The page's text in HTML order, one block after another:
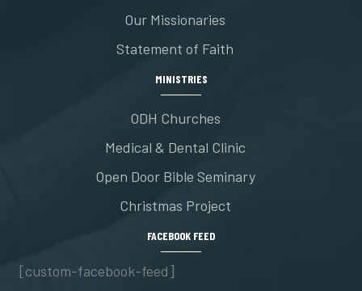
Our Missionaries
Statement of Faith
MINISTRIES
ODH Churches
Medical & Dental Clinic
Open Door Bible Seminary
Christmas Project
FACEBOOK FEED
[custom-facebook-feed]